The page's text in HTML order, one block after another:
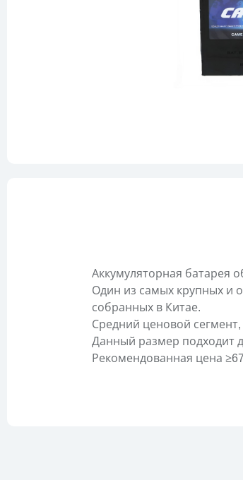
Аккумуляторная батарея
Один из самых крупных и
собранных в Китае.
Средний ценовой
Данный размер подходит
Рекомендованная цена